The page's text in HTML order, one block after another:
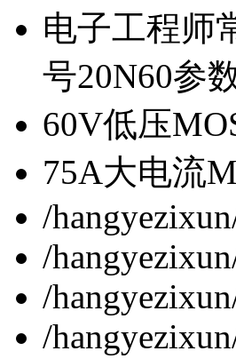
电子工程师
号20N60参
60V低压
75A大电流
/
/
/
/